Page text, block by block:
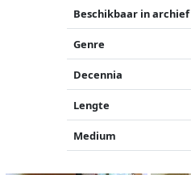
Beschikbaar in archief
Genre
Decennia
Lengte
Medium